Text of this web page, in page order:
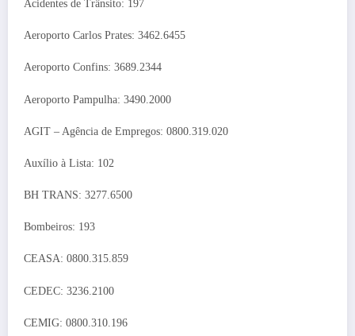
Acidentes de Trânsito: 197
Aeroporto Carlos Prates: 3462.6455
Aeroporto Confins: 3689.2344
Aeroporto Pampulha: 3490.2000
AGIT – Agência de Empregos: 0800.319.020
Auxílio à Lista: 102
BH TRANS: 3277.6500
Bombeiros: 193
CEASA: 0800.315.859
CEDEC: 3236.2100
CEMIG: 0800.310.196